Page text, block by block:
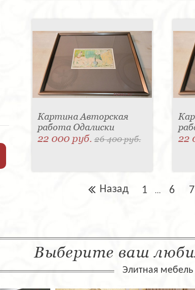
Картина Авторская
работа Одалиски
22 000 руб.26 400 руб. 22
Назад 1 ... 6 7
Выберите ваш
Элитная мебель